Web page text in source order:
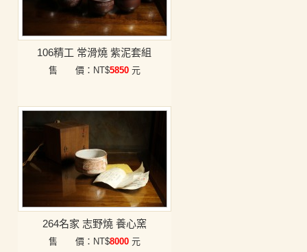
106精工 常滑燒 紫泥套組
售 價：NT$5850 元
264名家 志野燒 養心窯
售 價：NT$8000 元